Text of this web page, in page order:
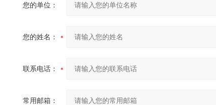
您的单位：
您的姓名：
联系电话：
常用邮箱：